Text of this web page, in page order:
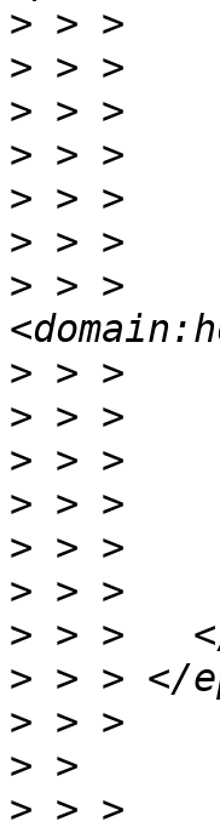
>
>
>
>
>
>
> > >
>
>
>
>
>
>
>
>
>
>
> > >